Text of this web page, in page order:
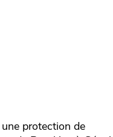
protection de